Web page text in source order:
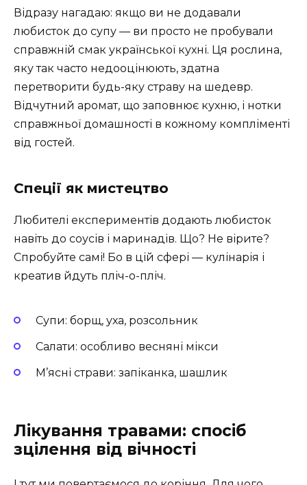
Відразу нагадаю: якщо ви не додавали
любисток до супу — ви просто не пробували
справжній смак української кухні. Ця рослина,
яку так часто недооцінюють, здатна
перетворити будь-яку страву на шедевр.
Відчутний аромат, що заповнює кухню, і нотки
справжньої домашності в кожному компліменті
від гостей.
Спеції як мистецтво
Любителі експериментів додають любисток
навіть до соусів і маринадів. Що? Не вірите?
Спробуйте самі! Бо в цій сфері — кулінарія і
креатив йдуть пліч-о-пліч.
Супи: борщ, уха, розсольник
Салати: особливо весняні мікси
М’ясні страви: запіканка, шашлик
Лікування травами: спосіб
зцілення від вічності